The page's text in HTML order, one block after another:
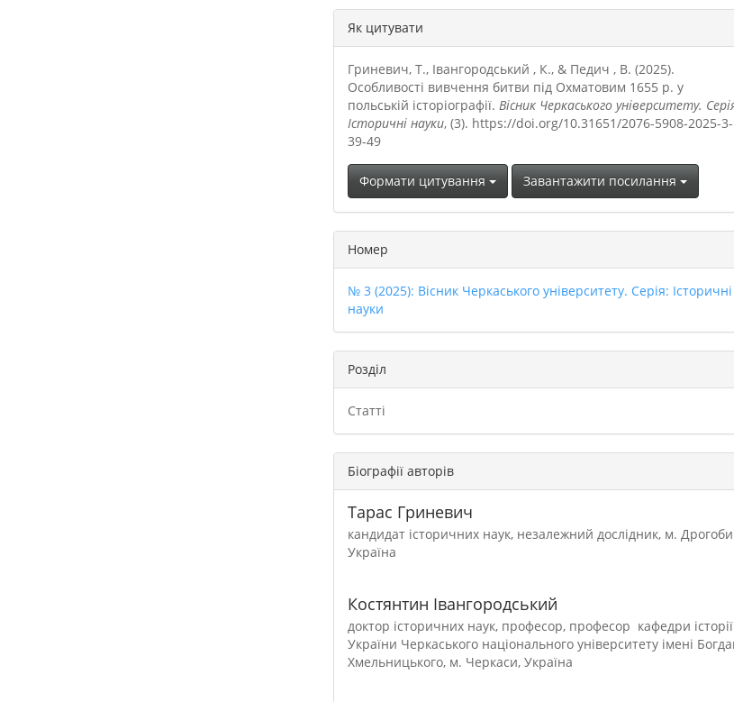
Як цитувати
Гриневич, Т., Івангородський , К., & Педич , В. (2025).
Особливості вивчення битви під Охматовим 1655 р. у
польській історіографії.Вісник Черкаського університету.
Історичні науки, (3). https://doi.org/10.31651/2076-5908-2025-3-
39-49
Формати цитування Завантажити посилання
Номер
№ 3 (2025): Вісник Черкаського університету. Серія: Історичні
науки
Розділ
Статті
Біографії авторів
Тарас Гриневич
кандидат історичних наук, незалежний дослідник, м.
Україна
Костянтин Івангородський
доктор історичних наук, професор, професор кафедри історії
України Черкаського національного університету імені
Хмельницького, м. Черкаси, Україна